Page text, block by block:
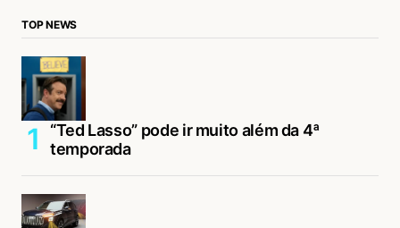
TOP NEWS
“Ted Lasso” pode ir muito além da 4ª
temporada